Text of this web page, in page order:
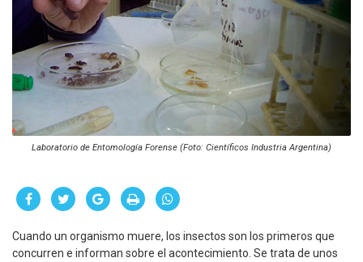
Laboratorio de Entomología Forense (Foto: Científicos Industria Argentina)
Cuando un organismo muere, los insectos son los primeros que
concurren e informan sobre el acontecimiento. Se trata de unos